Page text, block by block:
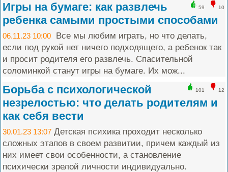
59 10
Игры на бумаге: как развлечь
ребенка самыми простыми способами
06.11.23 10:00 Все мы любим играть, но что делать,
если под рукой нет ничего подходящего, а ребенок так
и просит родителя его развлечь. Спасительной
соломинкой станут игры на бумаге. Их мож...
101 12
Борьба с психологической
незрелостью: что делать родителям и
как себя вести
30.01.23 13:07 Детская психика проходит несколько
сложных этапов в своем развитии, причем каждый из
них имеет свои особенности, а становление
психически зрелой личности индивидуально.